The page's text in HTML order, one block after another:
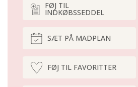
FØJ TIL
INDKØBSSEDDEL
SÆT PÅ MADPLAN
FØJ TIL FAVORITTER